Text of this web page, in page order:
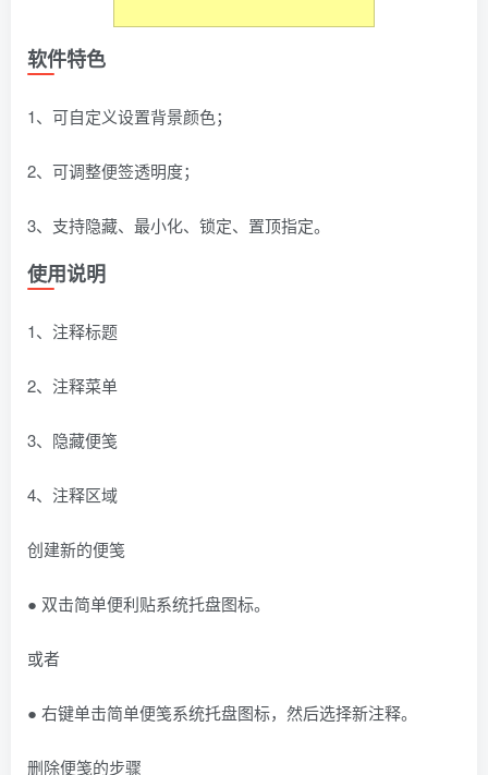
软件特色
1、可自定义设置背景颜色；
2、可调整便签透明度；
3、支持隐藏、最小化、锁定、置顶指定。
使用说明
1、注释标题
2、注释菜单
3、隐藏便笺
4、注释区域
创建新的便笺
● 双击简单便利贴系统托盘图标。
或者
● 右键单击简单便笺系统托盘图标，然后选择新注释。
删除便笺的步骤